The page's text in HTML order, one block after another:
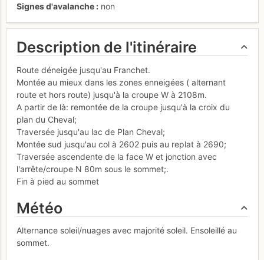
Signes d'avalanche
non
Description de l'itinéraire
Route déneigée jusqu'au Franchet.
Montée au mieux dans les zones enneigées ( alternant
route et hors route) jusqu'à la croupe W à 2108m.
A partir de là: remontée de la croupe jusqu'à la croix du
plan du Cheval;
Traversée jusqu'au lac de Plan Cheval;
Montée sud jusqu'au col à 2602 puis au replat à 2690;
Traversée ascendente de la face W et jonction avec
l'arrête/croupe N 80m sous le sommet;.
Fin à pied au sommet
Météo
Alternance soleil/nuages avec majorité soleil. Ensoleillé au
sommet.